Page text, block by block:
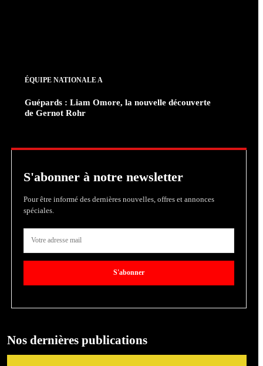
ÉQUIPE NATIONALE A
Guépards : Liam Omore, la nouvelle découverte
de Gernot Rohr
S'abonner à notre newsletter
Pour être informé des dernières nouvelles, offres et annonces
spéciales.
S'abonner
Nos dernières publications